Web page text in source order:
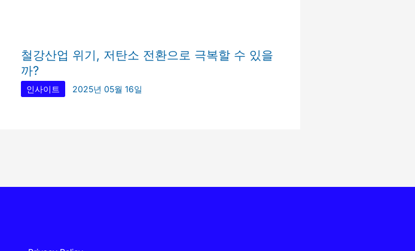
철강산업 위기, 저탄소 전환으로 극복할 수 있을
까?
인사이트 2025년 05월 16일